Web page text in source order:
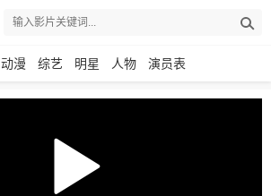
动漫 综艺 明星 人物 演员表